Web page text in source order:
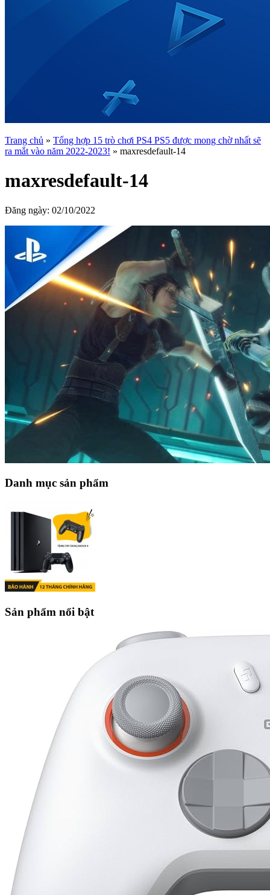
Trang chủ » Tổng hợp 15 trò chơi PS4 PS5 được mong chờ nhất sẽ
ra mắt vào năm 2022-2023! » maxresdefault-14
maxresdefault-14
Đăng ngày: 02/10/2022
Danh mục sản phẩm
Sản phẩm nổi bật